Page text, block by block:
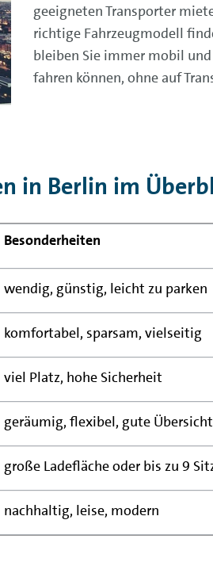
geeigneten Transporter
richtige Fahrzeugmodell
bleiben Sie immer mobil
fahren können, ohne auf
in Berlin im
Besonderheiten
wendig, günstig, leicht zu parken
komfortabel, sparsam, vielseitig
viel Platz, hohe Sicherheit
geräumig, flexibel, gute Übersicht
große Ladefläche oder bis zu 9
nachhaltig, leise, modern